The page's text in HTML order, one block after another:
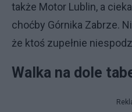
także Motor Lublin, a
choćby Górnika Zabrze.
że ktoś zupełnie
Walka na dole